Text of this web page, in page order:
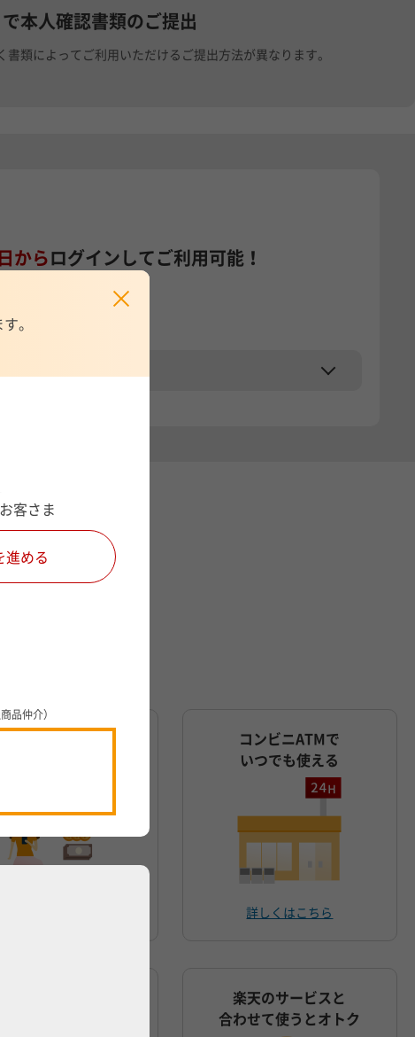
本人確認書類のご提出
類によってご利用いただけるご提出方法が異なります。
からログインしてご利用可能！
る
振込手数料：0円
コンビニATMで
いつでも使える
詳しくはこちら
楽天のサービスと
合わせて使うとオトク
。
お客さま
進める
品仲介）